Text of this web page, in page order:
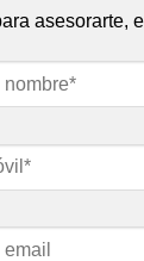
asesorarte,